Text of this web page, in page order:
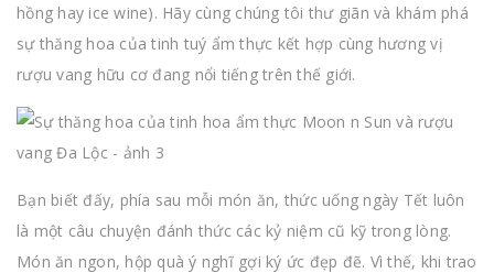
hồng hay ice wine). Hãy cùng chúng tôi thư giãn và khám phá
sự thăng hoa của tinh tuý ẩm thực kết hợp cùng hương vị
rượu vang hữu cơ đang nổi tiếng trên thế giới.
Bạn biết đấy, phía sau mỗi món ăn, thức uống ngày Tết luôn
là một câu chuyện đánh thức các kỷ niệm cũ kỹ trong lòng.
Món ăn ngon, hộp quà ý nghĩ gợi ký ức đẹp đẽ. Vì thế, khi trao